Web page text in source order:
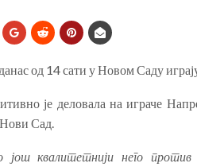
од 14 сати у Новом Саду
је деловала на играче
Сад.
још квалитетнији него